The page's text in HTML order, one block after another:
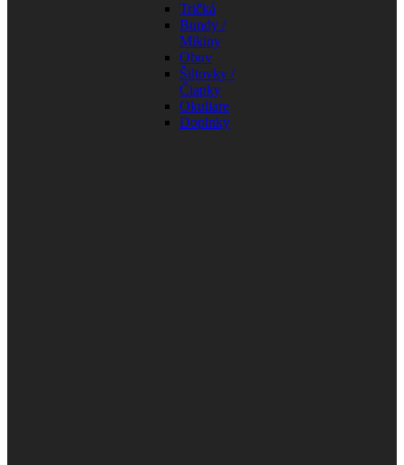
Tričká
Bundy /
Mikiny
Obuv
Šiltovky /
Čiapky
Okuliare
Doplnky